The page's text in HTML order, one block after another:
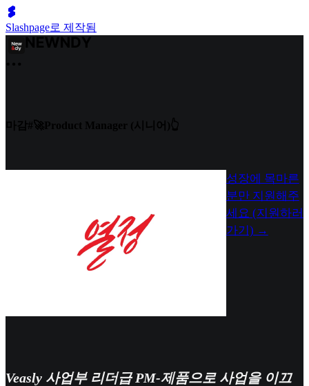
Slashpage로 제작됨
마감#🚀Product Manager (시니어)👆
성장에 목마른
분만 지원해주
세요 (지원하러
가기) →
Veasly 사업부 리더급 PM-제품으로 사업을 이끄